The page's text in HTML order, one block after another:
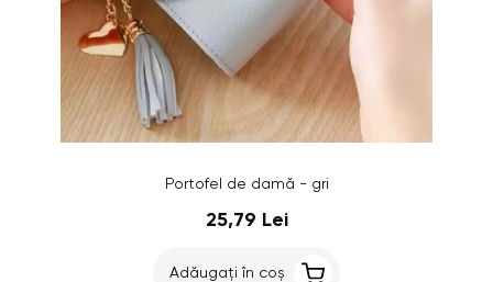
Portofel de damă - gri
25,79 Lei
Adăugați în coș